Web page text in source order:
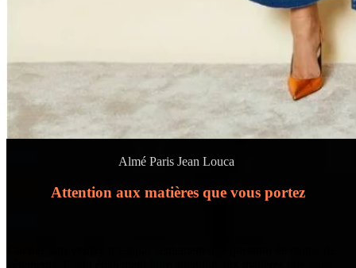
Almé Paris Jean Louca
Attention aux matières que vous portez